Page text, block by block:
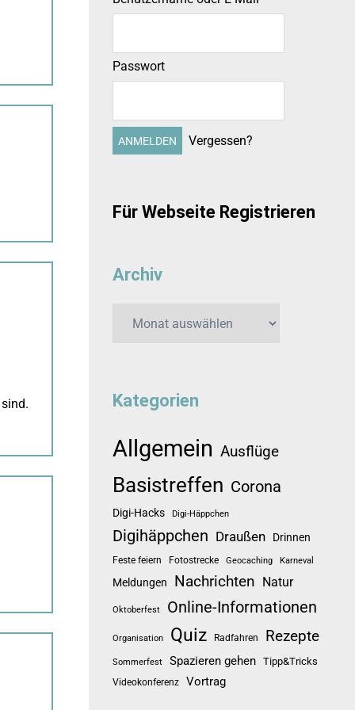
Passwort
Vergessen?
Für Webseite Registrieren
Archiv
Kategorien
Allgemein Ausflüge
Basistreffen Corona
Digi-Hacks Digi-Häppchen
Digihäppchen Draußen Drinnen
Feste feiern Fotostrecke Geocaching Karneval
Meldungen Nachrichten Natur
Oktoberfest Online-Informationen
Organisation Quiz Radfahren Rezepte
Sommerfest Spazieren gehen Tipp&Tricks
Videokonferenz Vortrag